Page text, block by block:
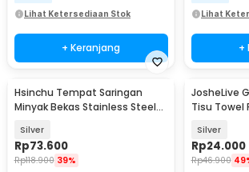
Lihat Ketersediaan Stok
+ Keranjang
Lihat
+
Hsinchu Tempat Saringan
Minyak Bekas Stainless Steel
Silver
Rp73.600
Rp118.900 39%
JosheLive
Tisu Towel
Silver
Rp24.000
Rp46.900